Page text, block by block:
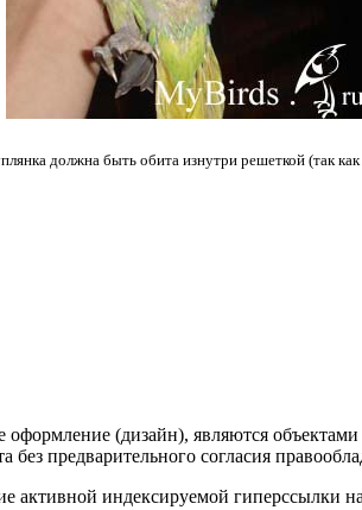
должна быть обита изнутри решеткой (так
(дизайн), являются
без предварительного согласия
активной индексируемой гиперссылки на